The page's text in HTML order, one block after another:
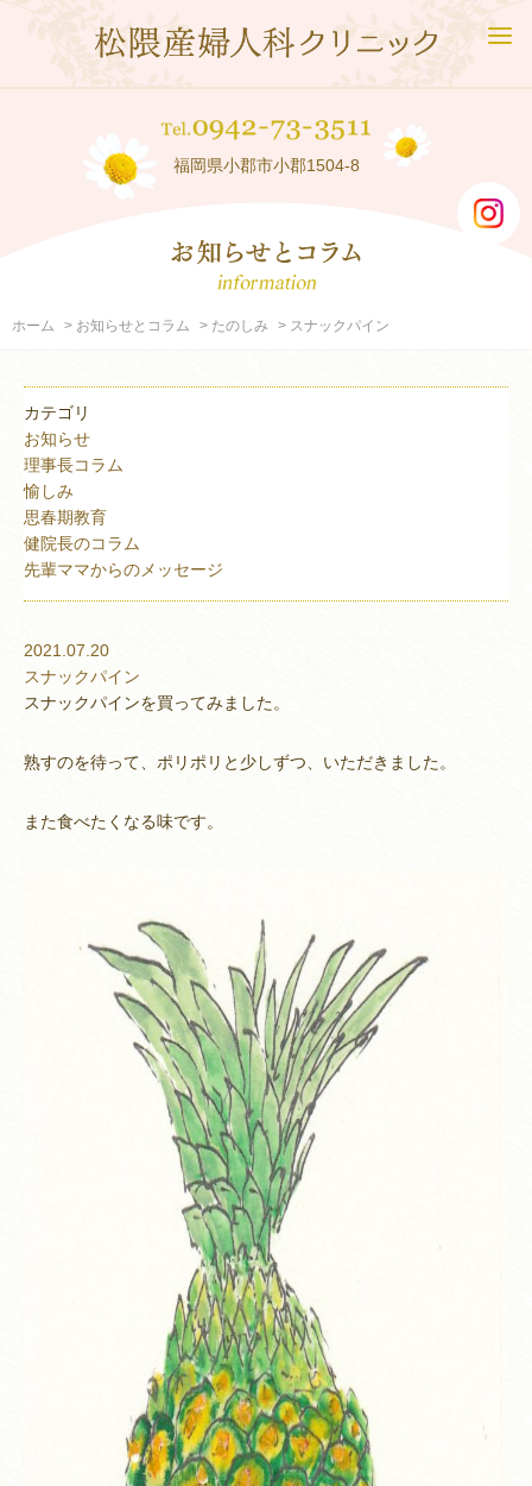
福岡県小郡市小郡1504-8
ホーム お知らせとコラム たのしみ スナックパイン
カテゴリ
お知らせ
理事長コラム
愉しみ
思春期教育
健院長のコラム
先輩ママからのメッセージ
2021.07.20
スナックパイン
スナックパインを買ってみました。
熟すのを待って、ポリポリと少しずつ、いただきました。
また食べたくなる味です。